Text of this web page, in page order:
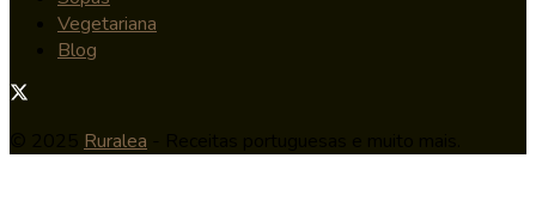
Vegetariana
Blog
Ruralea